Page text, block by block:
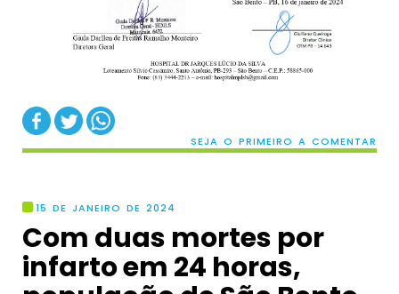
SEJA O PRIMEIRO A COMENTAR
15 DE JANEIRO DE 2024
Com duas mortes por
infarto em 24 horas,